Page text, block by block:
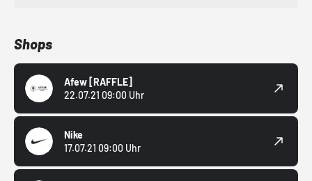
Shops
Afew [RAFFLE]
22.07.21 09:00 Uhr
Nike
17.07.21 09:00 Uhr